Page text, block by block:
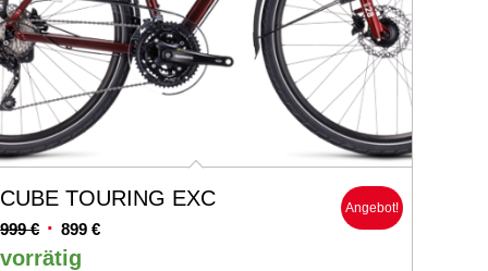
CUBE TOURING EXC
999€ Ursprünglicher
Preis
899€Aktueller
vorrätig
Angebot!